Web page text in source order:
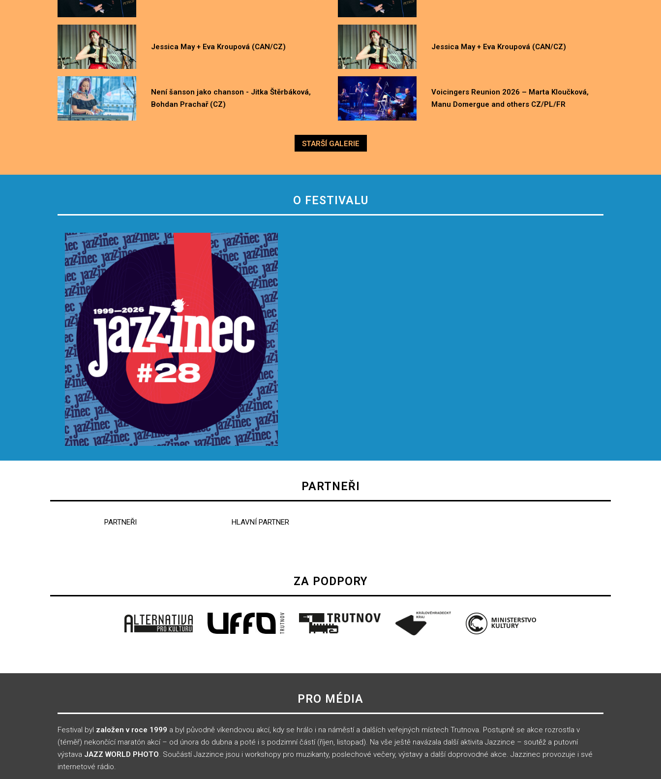
Jessica May + Eva Kroupová (CAN/CZ)
Není šanson jako chanson - Jitka Štěrbáková,
Bohdan Prachař (CZ)
Jessica May + Eva Kroupová (CAN/CZ)
Voicingers Reunion 2026 – Marta Kloučková,
Manu Domergue and others CZ/PL/FR
STARŠÍ GALERIE
O FESTIVALU
PARTNEŘI
PARTNEŘI HLAVNÍ PARTNER
ZA PODPORY
PRO MÉDIA
Festival byl založen v roce 1999 a byl původně víkendovou akcí, kdy se hrálo i na náměstí a dalších veřejných místech Trutnova. Postupně se akce rozrostla v
(téměř) nekončící maratón akcí – od února do dubna a poté i s podzimní částí (říjen, listopad). Na vše ještě navázala další aktivita Jazzince – soutěž a putovní
výstava JAZZ WORLD PHOTO. Součástí Jazzince jsou i workshopy pro muzikanty, poslechové večery, výstavy a další doprovodné akce. Jazzinec provozuje i své
internetové rádio.